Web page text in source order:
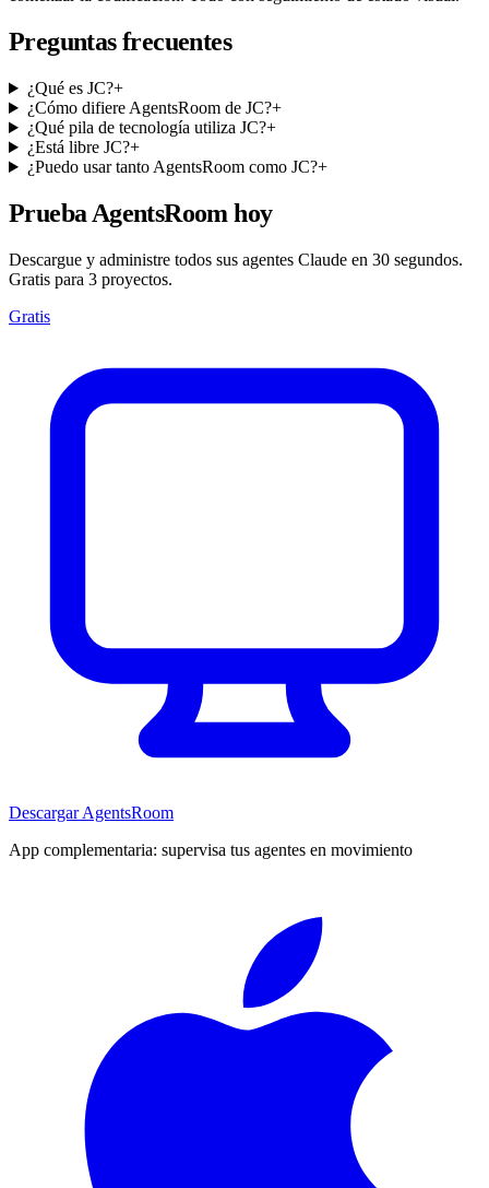
Preguntas frecuentes
¿Qué es JC?+
¿Cómo difiere AgentsRoom de JC?+
¿Qué pila de tecnología utiliza JC?+
¿Está libre JC?+
¿Puedo usar tanto AgentsRoom como JC?+
Prueba AgentsRoom hoy
Descargue y administre todos sus agentes Claude en 30 segundos.
Gratis para 3 proyectos.
Gratis
Descargar AgentsRoom
App complementaria: supervisa tus agentes en movimiento